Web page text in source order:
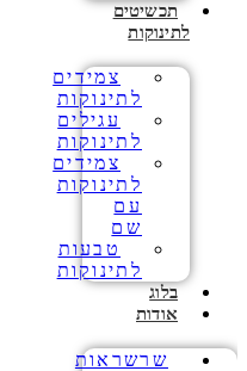
תכשיטים
לתינוקות
צמידים
לתינוקות
עגילים
לתינוקות
צמידים
לתינוקות
עם
שם
טבעות
לתינוקות
בלוג
אודות
שרשראות